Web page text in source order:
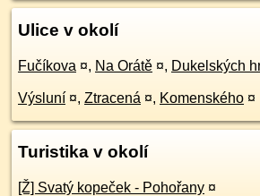
Ulice v okolí
Fučíkova ¤, Na Orátě ¤, Dukelských
Výsluní ¤, Ztracená ¤, Komenského ¤
Turistika v okolí
[Ž] Svatý kopeček - Pohořany ¤